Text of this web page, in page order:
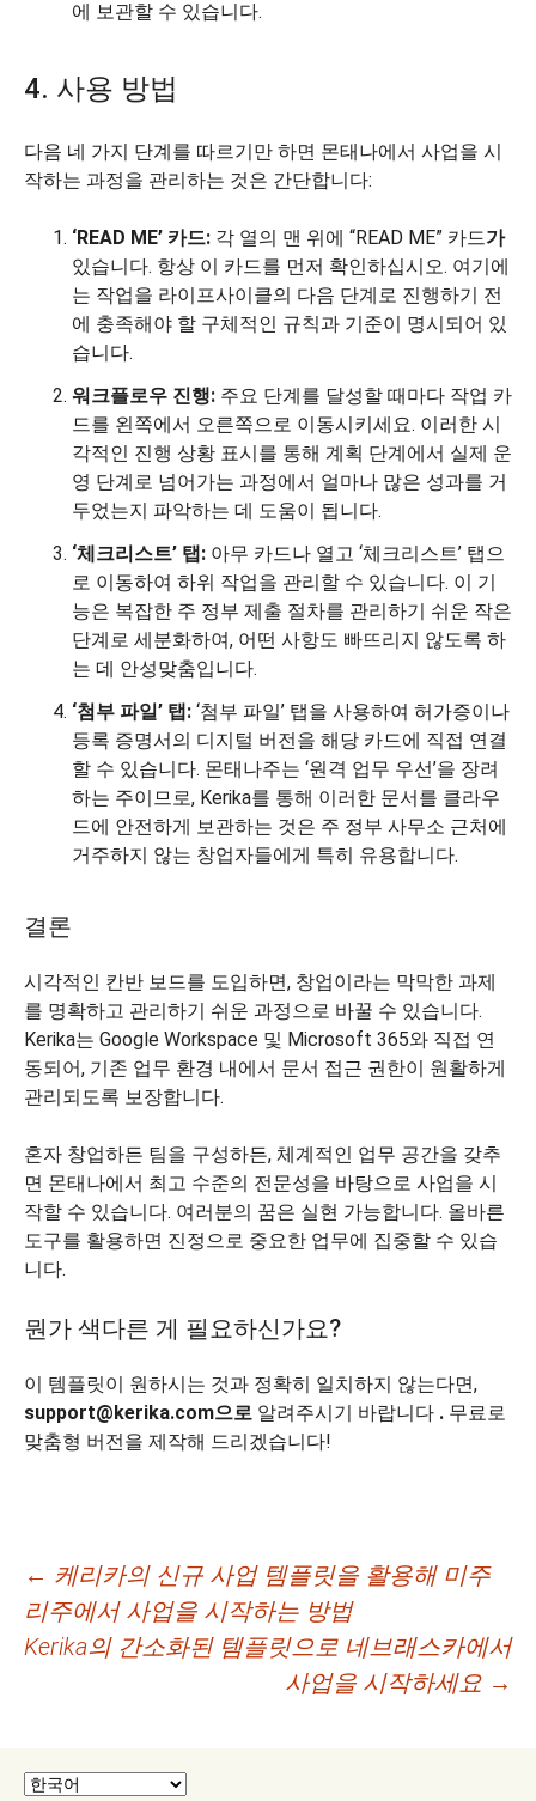
에 보관할 수 있습니다.
4. 사용 방법
다음 네 가지 단계를 따르기만 하면 몬태나에서 사업을 시
작하는 과정을 관리하는 것은 간단합니다:
‘READ ME’ 카드: 각 열의 맨 위에 “READ ME” 카드가
있습니다. 항상 이 카드를 먼저 확인하십시오. 여기에
는 작업을 라이프사이클의 다음 단계로 진행하기 전
에 충족해야 할 구체적인 규칙과 기준이 명시되어 있
습니다.
워크플로우 진행: 주요 단계를 달성할 때마다 작업 카
드를 왼쪽에서 오른쪽으로 이동시키세요. 이러한 시
각적인 진행 상황 표시를 통해 계획 단계에서 실제 운
영 단계로 넘어가는 과정에서 얼마나 많은 성과를 거
두었는지 파악하는 데 도움이 됩니다.
‘체크리스트’ 탭: 아무 카드나 열고 ‘체크리스트’ 탭으
로 이동하여 하위 작업을 관리할 수 있습니다. 이 기
능은 복잡한 주 정부 제출 절차를 관리하기 쉬운 작은
단계로 세분화하여, 어떤 사항도 빠뜨리지 않도록 하
는 데 안성맞춤입니다.
‘첨부 파일’ 탭: ‘첨부 파일’ 탭을 사용하여 허가증이나
등록 증명서의 디지털 버전을 해당 카드에 직접 연결
할 수 있습니다. 몬태나주는 ‘원격 업무 우선’을 장려
하는 주이므로, Kerika를 통해 이러한 문서를 클라우
드에 안전하게 보관하는 것은 주 정부 사무소 근처에
거주하지 않는 창업자들에게 특히 유용합니다.
결론
시각적인 칸반 보드를 도입하면, 창업이라는 막막한 과제
를 명확하고 관리하기 쉬운 과정으로 바꿀 수 있습니다.
Kerika는 Google Workspace 및 Microsoft 365와 직접 연
동되어, 기존 업무 환경 내에서 문서 접근 권한이 원활하게
관리되도록 보장합니다.
혼자 창업하든 팀을 구성하든, 체계적인 업무 공간을 갖추
면 몬태나에서 최고 수준의 전문성을 바탕으로 사업을 시
작할 수 있습니다. 여러분의 꿈은 실현 가능합니다. 올바른
도구를 활용하면 진정으로 중요한 업무에 집중할 수 있습
니다.
뭔가 색다른 게 필요하신가요?
이 템플릿이 원하시는 것과 정확히 일치하지 않는다면,
support@kerika.com으로 알려주시기 바랍니다 . 무료로
맞춤형 버전을 제작해 드리겠습니다!
글
네
이
← 케리카의 신규 사업 템플릿을 활용해 미주
리주에서 사업을 시작하는 방법
Kerika의 간소화된 템플릿으로 네브래스카에서
사업을 시작하세요 →